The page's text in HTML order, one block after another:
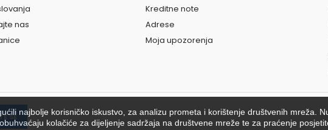
nas
Kreditne note
Adrese
Moja upozorenja
najbolje korisničko iskustvo, za analizu prometa i korištenje društvenih mreža.
kolačiće za dijeljenje sadržaja na društvene mreže te za praćenje